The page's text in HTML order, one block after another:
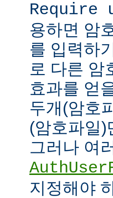
Require
용하면 암
를 입력하
로 다른 암
효과를 얻
두개(암호
(암호파일)
그러나 여
지정해야